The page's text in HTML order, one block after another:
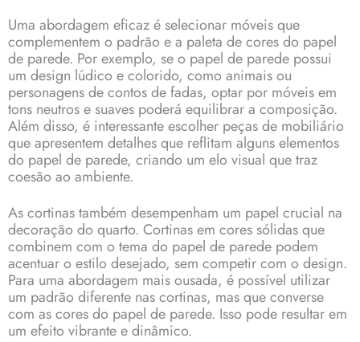
Uma abordagem eficaz é selecionar móveis que
complementem o padrão e a paleta de cores do papel
de parede. Por exemplo, se o papel de parede possui
um design lúdico e colorido, como animais ou
personagens de contos de fadas, optar por móveis em
tons neutros e suaves poderá equilibrar a composição.
Além disso, é interessante escolher peças de mobiliário
que apresentem detalhes que reflitam alguns elementos
do papel de parede, criando um elo visual que traz
coesão ao ambiente.
As cortinas também desempenham um papel crucial na
decoração do quarto. Cortinas em cores sólidas que
combinem com o tema do papel de parede podem
acentuar o estilo desejado, sem competir com o design.
Para uma abordagem mais ousada, é possível utilizar
um padrão diferente nas cortinas, mas que converse
com as cores do papel de parede. Isso pode resultar em
um efeito vibrante e dinâmico.